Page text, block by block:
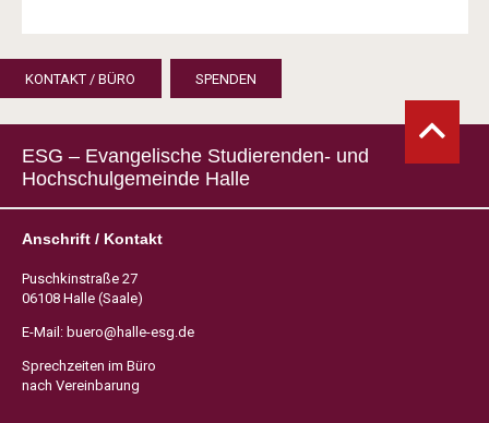
KONTAKT / BÜRO SPENDEN
ESG – Evangelische Studierenden- und
Hochschulgemeinde Halle
Anschrift / Kontakt
Puschkinstraße 27
06108 Halle (Saale)
E-Mail: buero@halle-esg.de
Sprechzeiten im Büro
nach Vereinbarung